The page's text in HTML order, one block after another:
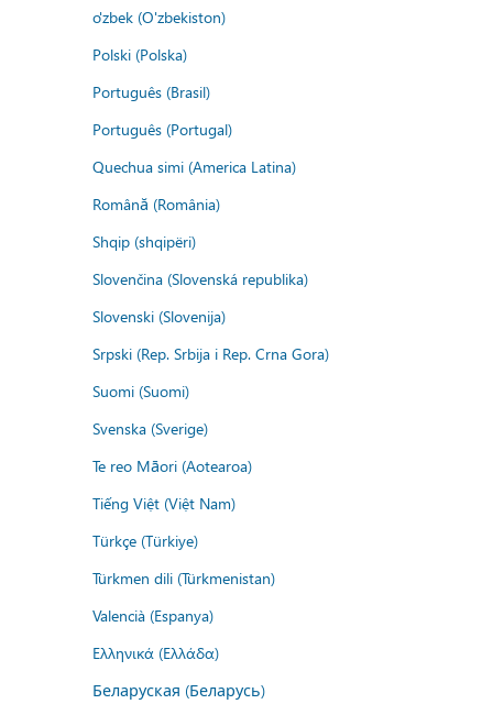
o'zbek (O'zbekiston)
Polski (Polska)
Português (Brasil)
Português (Portugal)
Quechua simi (America Latina)
Română (România)
Shqip (shqipëri)
Slovenčina (Slovenská republika)
Slovenski (Slovenija)
Srpski (Rep. Srbija i Rep. Crna Gora)
Suomi (Suomi)
Svenska (Sverige)
Te reo Māori (Aotearoa)
Tiếng Việt (Việt Nam)
Türkçe (Türkiye)
Türkmen dili (Türkmenistan)
Valencià (Espanya)
Ελληνικά (Ελλάδα)
Беларуская (Беларусь)